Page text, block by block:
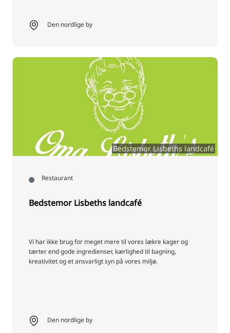
Den nordlige by
Bedstemor Lisbeths landcafé
Restaurant
Bedstemor Lisbeths landcafé
Vi har ikke brug for meget mere til vores lækre kager og
tærter end gode ingredienser, kærlighed til bagning,
kreativitet og et ansvarligt syn på vores miljø.
Den nordlige by